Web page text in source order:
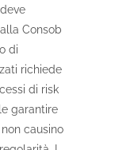
Consob
di
richiede
di risk
garantire
causino